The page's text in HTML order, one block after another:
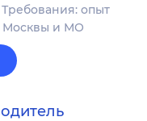
опыт
Москвы и МО